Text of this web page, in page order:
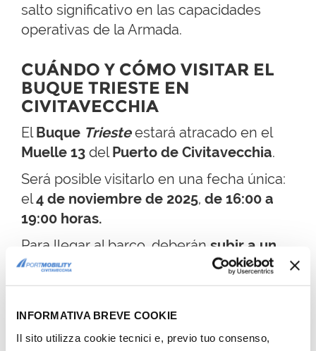
INFORMATIVA BREVE COOKIE
Il sito utilizza cookie tecnici e, previo tuo consenso,
salto significativo en las capacidades
operativas de la Armada.
CUÁNDO Y CÓMO VISITAR EL
BUQUE TRIESTE EN
CIVITAVECCHIA
ElBuque Triesteestará atracado en el
Muelle 13 delPuerto de Civitavecchia.
Será posible visitarlo en una fecha única:
el4 de noviembre de 2025, de 16:00 a
19:00 horas.
Para llegar al barco, deberán subir a un
autobús lanzadera (navetta) dedicado
que saldrá desde la parada "Fortezza",
¡Feliz visita!